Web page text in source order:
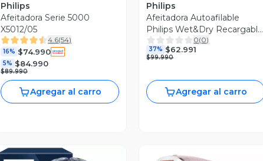
Philips
Afeitadora Serie 5000
X5012/05
4.6(54)
16% $74.990
5% $84.990
$89.990
Agregar al carro
Philips
Afeitadora Autoafilable
Philips Wet&Dry Recargable
USB s2885 0(0)
37% $62.991
$99.990
Agregar al carro